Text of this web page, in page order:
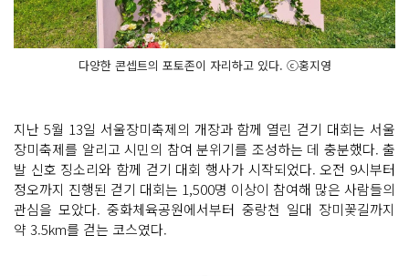
다양한 콘셉트의 포토존이 자리하고 있다. ⓒ홍지영
지난 5월 13일 서울장미축제의 개장과 함께 열린 걷기 대회는 서울
장미축제를 알리고 시민의 참여 분위기를 조성하는 데 충분했다. 출
발 신호 징소리와 함께 걷기 대회 행사가 시작되었다. 오전 9시부터
정오까지 진행된 걷기 대회는 1,500명 이상이 참여해 많은 사람들의
관심을 모았다. 중화체육공원에서부터 중랑천 일대 장미꽃길까지
약 3.5km를 걷는 코스였다.